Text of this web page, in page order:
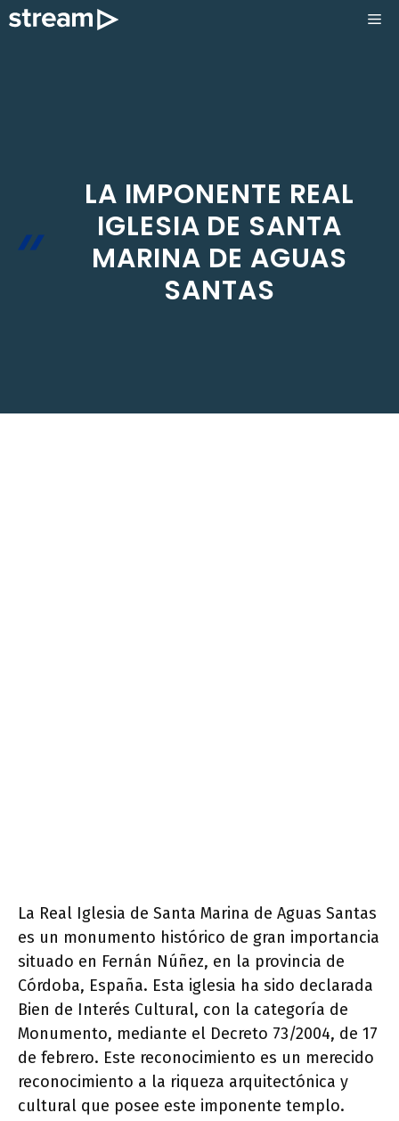
Saltar
LA IMPONENTE REAL
IGLESIA DE SANTA
MARINA DE AGUAS
SANTAS
La Real Iglesia de Santa Marina de Aguas Santas
es un monumento histórico de gran importancia
situado en Fernán Núñez, en la provincia de
Córdoba, España. Esta iglesia ha sido declarada
Bien de Interés Cultural, con la categoría de
Monumento, mediante el Decreto 73/2004, de 17
de febrero. Este reconocimiento es un merecido
reconocimiento a la riqueza arquitectónica y
cultural que posee este imponente templo.